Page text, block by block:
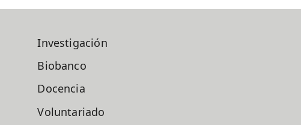
Investigación
Biobanco
Docencia
Voluntariado